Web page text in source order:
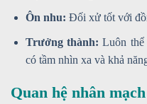
Ôn nhu: Đối xử tốt với
Trưởng thành: Luôn thể
có tầm nhìn xa và khả
Quan hệ nhân mạch